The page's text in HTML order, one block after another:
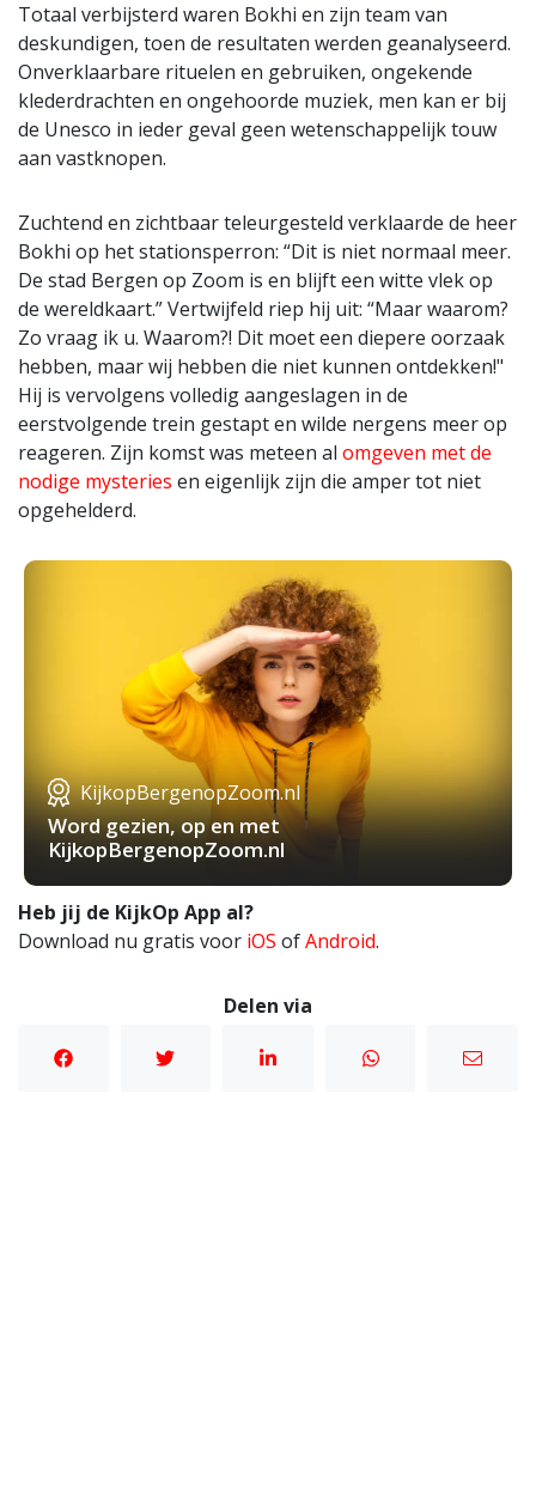
Totaal verbijsterd waren Bokhi en zijn team van
deskundigen, toen de resultaten werden geanalyseerd.
Onverklaarbare rituelen en gebruiken, ongekende
klederdrachten en ongehoorde muziek, men kan er bij
de Unesco in ieder geval geen wetenschappelijk touw
aan vastknopen.
Zuchtend en zichtbaar teleurgesteld verklaarde de heer
Bokhi op het stationsperron: “Dit is niet normaal meer.
De stad Bergen op Zoom is en blijft een witte vlek op
de wereldkaart.” Vertwijfeld riep hij uit: “Maar waarom?
Zo vraag ik u. Waarom?! Dit moet een diepere oorzaak
hebben, maar wij hebben die niet kunnen ontdekken!"
Hij is vervolgens volledig aangeslagen in de
eerstvolgende trein gestapt en wilde nergens meer op
reageren. Zijn komst was meteen al omgeven met de
nodige mysteries en eigenlijk zijn die amper tot niet
opgehelderd.
KijkopBergenopZoom.nl
Word gezien, op en met
KijkopBergenopZoom.nl
Heb jij de KijkOp App al?
Download nu gratis voor iOS ofAndroid.
Delen via